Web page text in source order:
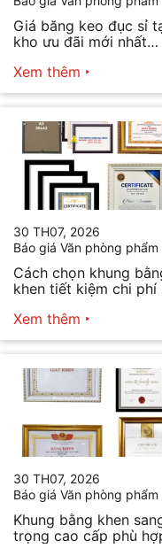
Giá băng keo đục sỉ
kho ưu đãi mới nhất
Xem thêm
30 TH07, 2026
Báo giá Văn phòng phẩm
Cách chọn khung
khen tiết kiệm chi phí
Xem thêm
30 TH07, 2026
Báo giá Văn phòng phẩm
Khung bằng khen
trọng cao cấp phù